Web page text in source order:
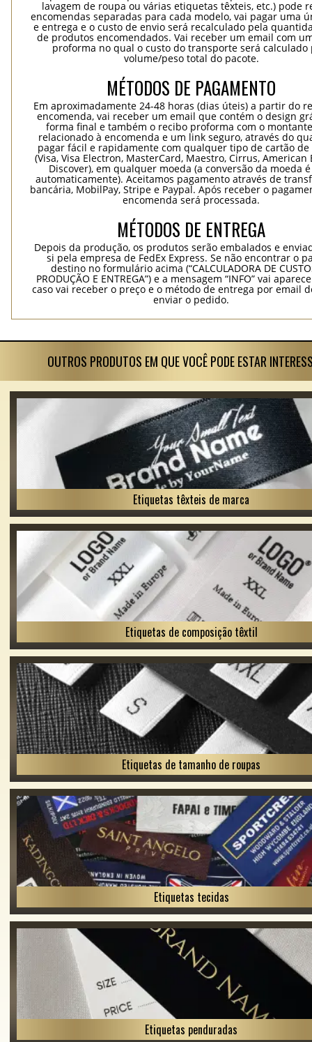
lavagem de roupa ou várias etiquetas têxteis, etc.) pode
encomendas separadas para cada modelo, vai pagar uma
e entrega e o custo de envio será recalculado pela
de produtos encomendados. Vai receber um email com
proforma no qual o custo do transporte será calculado
volume/peso total do pacote.
MÉTODOS DE PAGAMENTO
Em aproximadamente 24-48 horas (dias úteis) a partir do
encomenda, vai receber um email que contém o design
forma final e também o recibo proforma com o
relacionado à encomenda e um link seguro, através do
pagar fácil e rapidamente com qualquer tipo de cartão
(Visa, Visa Electron, MasterCard, Maestro, Cirrus, American
Discover), em qualquer moeda (a conversão da moeda
automaticamente). Aceitamos pagamento através de
bancária, MobilPay, Stripe e Paypal. Após receber o
encomenda será processada.
MÉTODOS DE ENTREGA
Depois da produção, os produtos serão embalados e
si pela empresa de FedEx Express. Se não encontrar o
destino no formulário acima (“CALCULADORA DE
PRODUÇÃO E ENTREGA”) e a mensagem “INFO” vai
caso vai receber o preço e o método de entrega por email
enviar o pedido.
OUTROS PRODUTOS EM QUE VOCÊ PODE ESTAR
Etiquetas têxteis de marca
Etiquetas de composição têxtil
Etiquetas de tamanho de roupas
Etiquetas tecidas
Etiquetas penduradas